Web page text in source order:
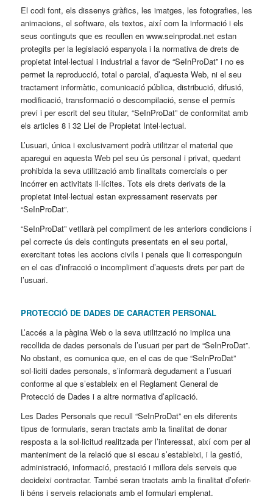
El codi font, els dissenys gràfics, les imatges, les fotografies, les
animacions, el software, els textos, així com la informació i els
seus continguts que es recullen en www.seinprodat.net estan
protegits per la legislació espanyola i la normativa de drets de
propietat intel·lectual i industrial a favor de “SeInProDat” i no es
permet la reproducció, total o parcial, d’aquesta Web, ni el seu
tractament informàtic, comunicació pública, distribució, difusió,
modificació, transformació o descompilació, sense el permís
previ i per escrit del seu titular, “SeInProDat” de conformitat amb
els articles 8 i 32 Llei de Propietat Intel·lectual.
L’usuari, única i exclusivament podrà utilitzar el material que
aparegui en aquesta Web pel seu ús personal i privat, quedant
prohibida la seva utilització amb finalitats comercials o per
incórrer en activitats il·lícites. Tots els drets derivats de la
propietat intel·lectual estan expressament reservats per
“SeInProDat”.
“SeInProDat” vetllarà pel compliment de les anteriors condicions i
pel correcte ús dels continguts presentats en el seu portal,
exercitant totes les accions civils i penals que li corresponguin
en el cas d’infracció o incompliment d’aquests drets per part de
l’usuari.
PROTECCIÓ DE DADES DE CARACTER PERSONAL
L’accés a la pàgina Web o la seva utilització no implica una
recollida de dades personals de l’usuari per part de “SeInProDat”.
No obstant, es comunica que, en el cas de que “SeInProDat”
sol·liciti dades personals, s’informarà degudament a l’usuari
conforme al que s’estableix en el Reglament General de
Protecció de Dades i a altre normativa d’aplicació.
Les Dades Personals que recull “SeInProDat” en els diferents
tipus de formularis, seran tractats amb la finalitat de donar
resposta a la sol·licitud realitzada per l’interessat, així com per al
manteniment de la relació que si escau s’estableixi, i la gestió,
administració, informació, prestació i millora dels serveis que
decideixi contractar. També seran tractats amb la finalitat d’oferir-
li béns i serveis relacionats amb el formulari emplenat.